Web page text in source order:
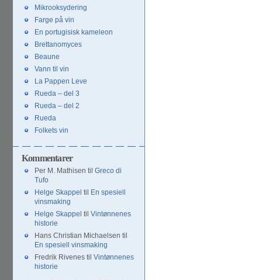
Mikrooksydering
Farge på vin
En portugisisk kameleon
Brettanomyces
Beaune
Vann til vin
La Pappen Leve
Rueda – del 3
Rueda – del 2
Rueda
Folkets vin
Kommentarer
Per M. Mathisen til Greco di
Tufo
Helge Skappel til
En spesiell
vinsmaking
Helge Skappel til Vintønnenes
historie
Hans Christian Michaelsen til
En spesiell vinsmaking
Fredrik Rivenes til Vintønnenes
historie